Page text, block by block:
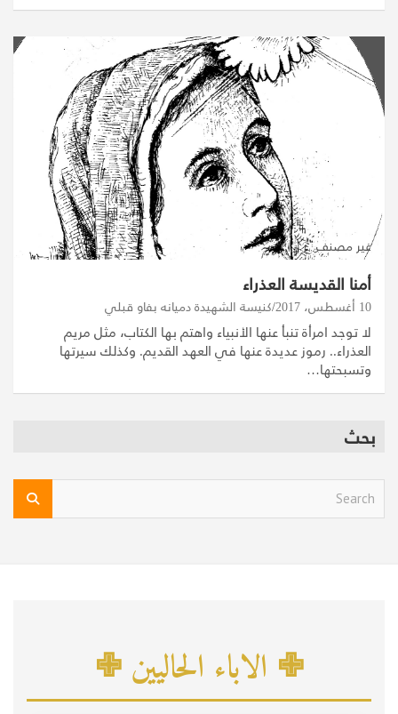
غير مصنف
أمنا القديسة العذراء
10 أغسطس، 2017 كنيسة الشهيدة دميانه بفاو قبلي
لا توجد امرأة تنبأ عنها الأنبياء واهتم بها الكتاب، مثل مريم
العذراء.. رموز عديدة عنها في العهد القديم. وكذلك سيرتها
وتسبحتها…
بحث
S
a
✙ الاباء الحاليين ✙